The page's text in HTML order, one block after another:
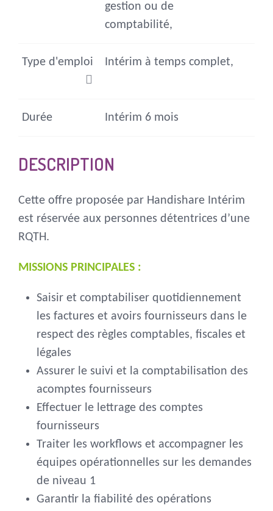
gestion ou de
comptabilité,
Type d'emploi Intérim à temps complet,
Durée Intérim 6 mois
DESCRIPTION
Cette offre proposée par Handishare Intérim
est réservée aux personnes détentrices d’une
RQTH.
MISSIONS PRINCIPALES :
Saisir et comptabiliser quotidiennement
les factures et avoirs fournisseurs dans le
respect des règles comptables, fiscales et
légales
Assurer le suivi et la comptabilisation des
acomptes fournisseurs
Effectuer le lettrage des comptes
fournisseurs
Traiter les workflows et accompagner les
équipes opérationnelles sur les demandes
de niveau 1
Garantir la fiabilité des opérations